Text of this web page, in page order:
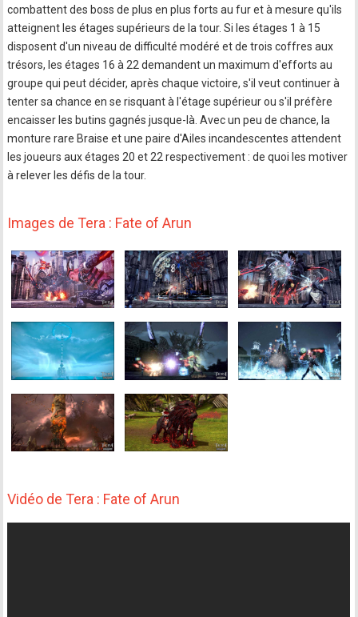
combattent des boss de plus en plus forts au fur et à mesure qu'ils
atteignent les étages supérieurs de la tour. Si les étages 1 à 15
disposent d'un niveau de difficulté modéré et de trois coffres aux
trésors, les étages 16 à 22 demandent un maximum d'efforts au
groupe qui peut décider, après chaque victoire, s'il veut continuer à
tenter sa chance en se risquant à l'étage supérieur ou s'il préfère
encaisser les butins gagnés jusque-là. Avec un peu de chance, la
monture rare Braise et une paire d'Ailes incandescentes attendent
les joueurs aux étages 20 et 22 respectivement : de quoi les motiver
à relever les défis de la tour.
Images de Tera : Fate of Arun
Vidéo de Tera : Fate of Arun